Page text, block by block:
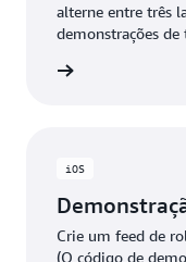
alterne entre três
demonstrações de
iOS
Crie um feed de
(O código de